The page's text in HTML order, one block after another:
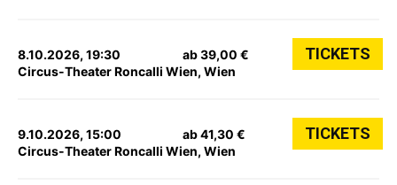
8.10.2026, 19:30
Circus-Theater Roncalli Wien, Wien
ab 39,00 € TICKETS
9.10.2026, 15:00
Circus-Theater Roncalli Wien, Wien
ab 41,30 € TICKETS